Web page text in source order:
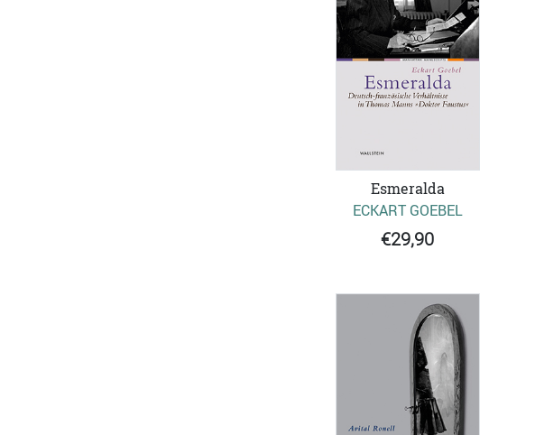
Esmeralda
ECKART GOEBEL
€29,90